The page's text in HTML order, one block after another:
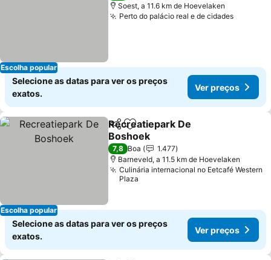
Escolha popular
Soest, a 11.6 km de Hoevelaken
Perto do palácio real e de cidades
Selecione as datas para ver os preços
exatos.
Ver preços
Escolha popular
PartilharAdicionar aos favoritos
Recreatiepark De
Boshoek
7,8 Boa
1.477
Barneveld, a 11.5 km de Hoevelaken
Culinária internacional no Eetcafé Western
Plaza
Selecione as datas para ver os preços
exatos.
Ver preços